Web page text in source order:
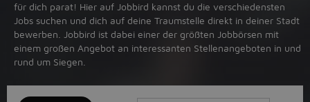
für dich parat! Hier auf Jobbird kannst du die verschiedensten
Jobs suchen und dich auf deine Traumstelle direkt in deiner Stadt
bewerben. Jobbird ist dabei einer der größten Jobbörsen mit
einem großen Angebot an interessanten Stellenangeboten in und
rund um Siegen.